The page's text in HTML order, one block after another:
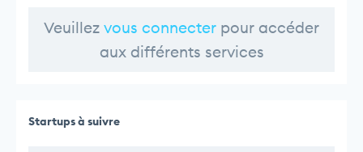
Veuillez vous connecter pour accéder
aux différents services
Startups à suivre